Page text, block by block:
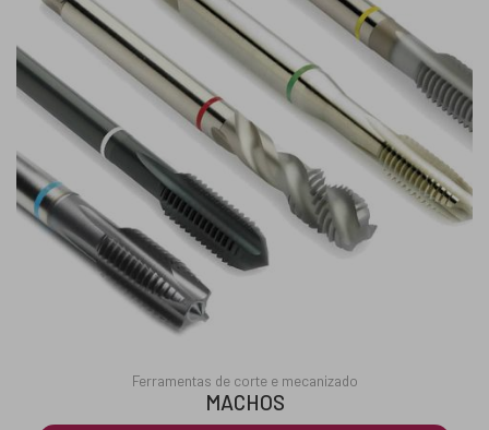
Ferramentas de corte e mecanizado
MACHOS